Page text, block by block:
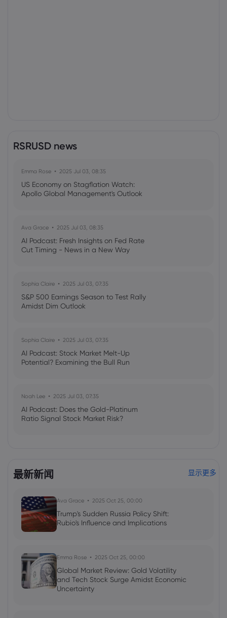
RSRUSD news
Emma Rose 2025 Jul 03, 08:35
US Economy on Stagflation Watch:
Apollo Global Management's Outlook
Ava Grace 2025 Jul 03, 08:35
AI Podcast: Fresh Insights on Fed Rate
Cut Timing - News in a New Way
Sophia Claire 2025 Jul 03, 07:35
S&P 500 Earnings Season to Test Rally
Amidst Dim Outlook
Sophia Claire 2025 Jul 03, 07:35
AI Podcast: Stock Market Melt-Up
Potential? Examining the Bull Run
Noah Lee 2025 Jul 03, 07:35
AI Podcast: Does the Gold-Platinum
Ratio Signal Stock Market Risk?
最新新闻 显示更多
Ava Grace 2025 Oct 25, 00:00
Trump's Sudden Russia Policy Shift:
Rubio's Influence and Implications
Emma Rose 2025 Oct 25, 00:00
Global Market Review: Gold Volatility
and Tech Stock Surge Amidst Economic
Uncertainty